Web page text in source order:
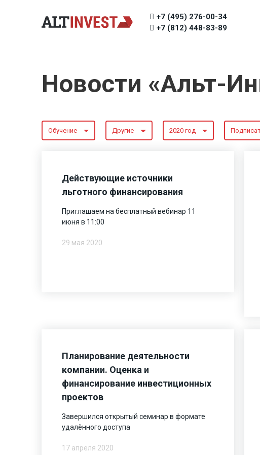
+7 (495) 276-00-34
+7 (812) 448-83-89
Новости «Альт-
Обучение Другие 2020 год
Действующие источники
льготного финансирования
Приглашаем на бесплатный вебинар 11
июня в 11:00
29 мая 2020
Планирование деятельности
компании. Оценка и
финансирование инвестиционных
проектов
Завершился открытый семинар в формате
удалённого доступа
17 апреля 2020